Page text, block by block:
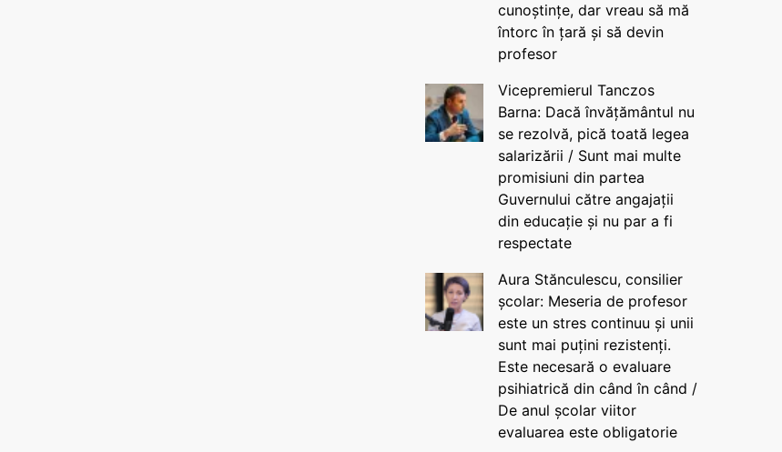
cunoștințe, dar vreau să mă
întorc în țară și să devin
profesor
Vicepremierul Tanczos
Barna: Dacă învățământul nu
se rezolvă, pică toată legea
salarizării / Sunt mai multe
promisiuni din partea
Guvernului către angajații
din educație și nu par a fi
respectate
Aura Stănculescu, consilier
școlar: Meseria de profesor
este un stres continuu și unii
sunt mai puțini rezistenți.
Este necesară o evaluare
psihiatrică din când în când /
De anul școlar viitor
evaluarea este obligatorie